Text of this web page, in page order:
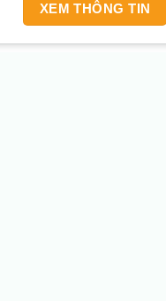
XEM THÔNG TIN